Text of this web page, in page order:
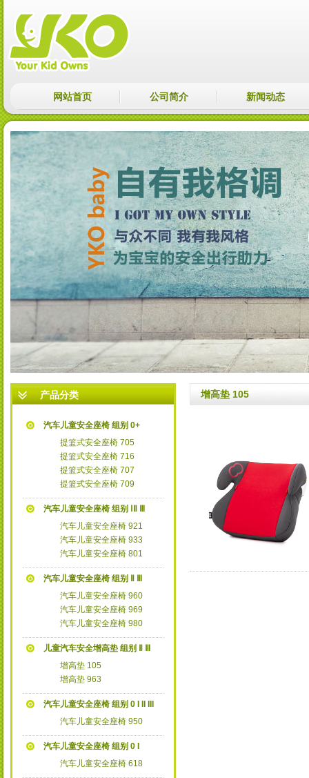
网站首页 公司简介 新闻动态
产品分类
汽车儿童安全座椅 组别 0+
提篮式安全座椅 705
提篮式安全座椅 716
提篮式安全座椅 707
提篮式安全座椅 709
汽车儿童安全座椅 组别 ⅠⅡ Ⅲ
汽车儿童安全座椅 921
汽车儿童安全座椅 933
汽车儿童安全座椅 801
汽车儿童安全座椅 组别 Ⅱ Ⅲ
汽车儿童安全座椅 960
汽车儿童安全座椅 969
汽车儿童安全座椅 980
儿童汽车安全增高垫 组别 Ⅱ Ⅲ
增高垫 105
增高垫 963
汽车儿童安全座椅 组别 0 I II III
汽车儿童安全座椅 950
汽车儿童安全座椅 组别 0 I
汽车儿童安全座椅 618
增高垫 105